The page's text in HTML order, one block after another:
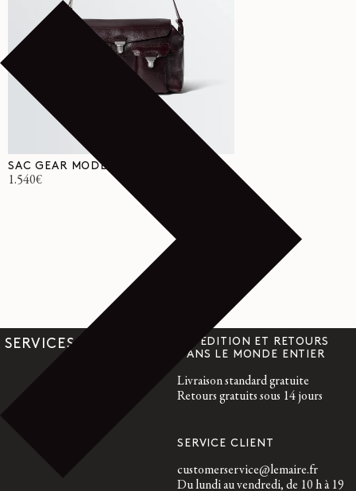
SAC GEAR MODÈLE WEEK-END
Prix
1.540€
SERVICES
EXPÉDITION ET RETOURS
DANS LE MONDE ENTIER
Livraison standard gratuite
Retours gratuits sous 14 jours
SERVICE CLIENT
customerservice@lemaire.fr
Du lundi au vendredi, de 10 h à 19